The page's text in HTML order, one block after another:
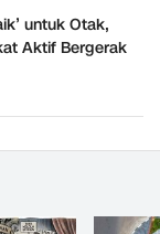
untuk Otak,
Aktif Bergerak